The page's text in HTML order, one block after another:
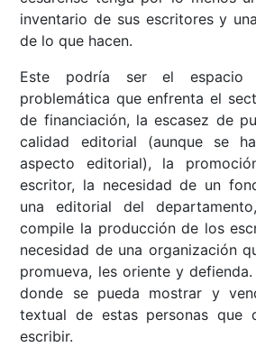
inventario de sus escritores y
de lo que hacen.
Este podría ser el espacio
problemática que enfrenta el
de financiación, la escasez de
calidad editorial (aunque se
aspecto editorial), la
escritor, la necesidad de un
una editorial del
compile la producción de los
necesidad de una organización
promueva, les oriente y
donde se pueda mostrar y
textual de estas personas que
escribir.